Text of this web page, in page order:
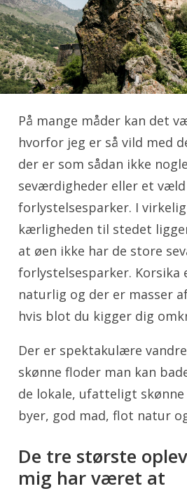
På mange måder kan det
hvorfor jeg er så vild med
der er som sådan ikke
seværdigheder eller et
forlystelsesparker. I
kærligheden til stedet
at øen ikke har de store
forlystelsesparker. Korsika
naturlig og der er masser
hvis blot du kigger dig
Der er spektakulære
skønne floder man kan
de lokale, ufatteligt
byer, god mad, flot natur
De tre største
mig har været at